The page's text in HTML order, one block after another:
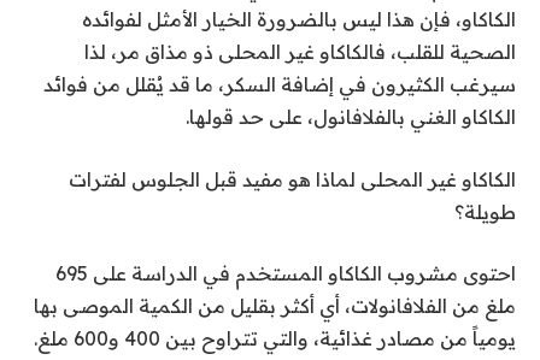
الكاكاو، فإن هذا ليس بالضرورة الخيار الأمثل لفوائده
الصحية للقلب، فالكاكاو غير المحلى ذو مذاق مر، لذا
سيرغب الكثيرون في إضافة السكر، ما قد يُقلل من فوائد
الكاكاو الغني بالفلافانول، على حد قولها.
الكاكاو غير المحلى لماذا هو مفيد قبل الجلوس لفترات
طويلة؟
احتوى مشروب الكاكاو المستخدم في الدراسة على 695
ملغ من الفلافانولات، أي أكثر بقليل من الكمية الموصى بها
يومياً من مصادر غذائية، والتي تتراوح بين 400 و600 ملغ.